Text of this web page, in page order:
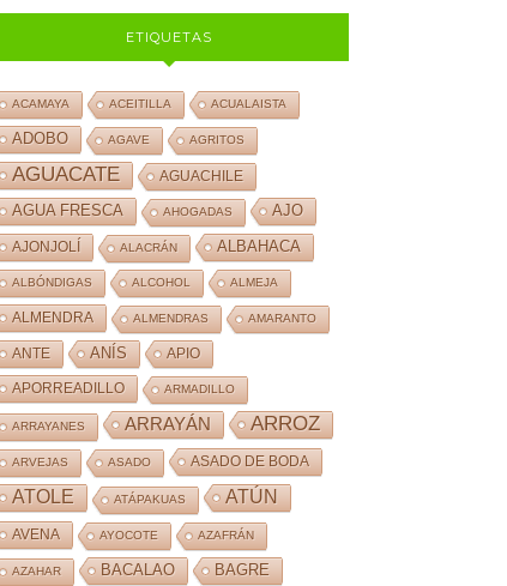
ETIQUETAS
ACAMAYA ACEITILLA ACUALAISTA
ADOBO AGAVE AGRITOS
AGUACATE AGUACHILE
AGUA FRESCA AHOGADAS AJO
AJONJOLÍ ALACRÁN ALBAHACA
ALBÓNDIGAS ALCOHOL ALMEJA
ALMENDRA ALMENDRAS AMARANTO
ANTE ANÍS APIO
APORREADILLO ARMADILLO
ARRAYANES ARRAYÁN ARROZ
ARVEJAS ASADO ASADO DE BODA
ATOLE ATÁPAKUAS ATÚN
AVENA AYOCOTE AZAFRÁN
AZAHAR BACALAO BAGRE